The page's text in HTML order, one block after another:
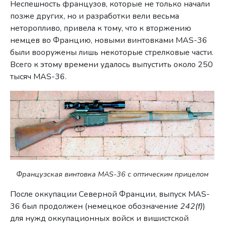
Неспешность французов, которые не только начали
позже других, но и разработки вели весьма
неторопливо, привела к тому, что к вторжению
немцев во Францию, новыми винтовками MAS-36
были вооружены лишь некоторые стрелковые части.
Всего к этому времени удалось выпустить около 250
тысяч MAS-36.
Французская винтовка MAS-36 с оптическим прицелом
После оккупации Северной Франции, выпуск MAS-
36 был продолжен (немецкое обозначение 242(f))
для нужд оккупационных войск и вишистской